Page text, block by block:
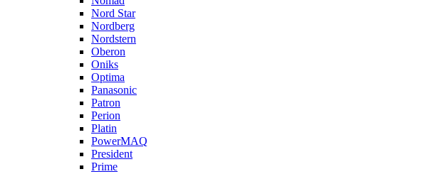
Nord Star
Nordberg
Nordstern
Oberon
Oniks
Optima
Panasonic
Patron
Perion
Platin
PowerMAQ
President
Prime